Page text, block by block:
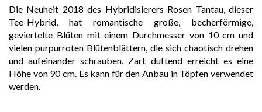
Die Neuheit 2018 des Hybridisierers Rosen Tantau, dieser
Tee-Hybrid, hat romantische große, becherförmige,
geviertelte Blüten mit einem Durchmesser von 10 cm und
vielen purpurroten Blütenblättern, die sich chaotisch drehen
und aufeinander schrauben. Zart duftend erreicht es eine
Höhe von 90 cm. Es kann für den Anbau in Töpfen verwendet
werden.